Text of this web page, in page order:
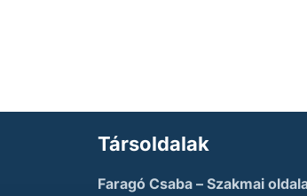
Társoldalak
Faragó Csaba – Szakmai